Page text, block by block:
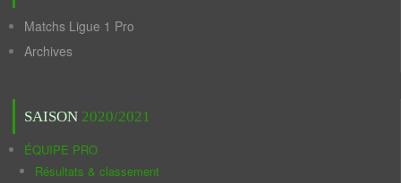
Matchs Ligue 1 Pro
Archives
SAISON 2020/2021
ÉQUIPE PRO
Résultats & classement